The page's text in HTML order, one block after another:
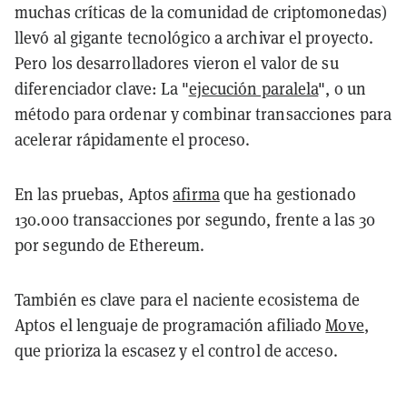
muchas críticas de la comunidad de criptomonedas)
llevó al gigante tecnológico a archivar el proyecto.
Pero los desarrolladores vieron el valor de su
diferenciador clave: La "ejecución paralela", o un
método para ordenar y combinar transacciones para
acelerar rápidamente el proceso.
En las pruebas, Aptosafirmaque ha gestionado
130.000 transacciones por segundo, frente a las 30
por segundo de Ethereum.
También es clave para el naciente ecosistema de
Aptos el lenguaje de programación afiliadoMove,
que prioriza la escasez y el control de acceso.